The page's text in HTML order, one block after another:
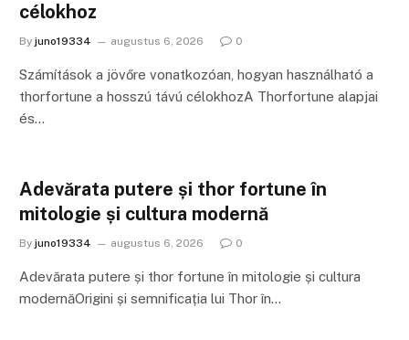
célokhoz
By juno19334 augustus 6, 2026 0
Számítások a jövőre vonatkozóan, hogyan használható a
thorfortune a hosszú távú célokhozA Thorfortune alapjai
és…
Adevărata putere și thor fortune în
mitologie și cultura modernă
By juno19334 augustus 6, 2026 0
Adevărata putere și thor fortune în mitologie și cultura
modernăOrigini și semnificația lui Thor în…